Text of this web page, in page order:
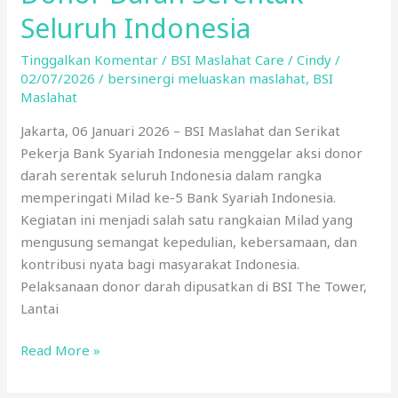
Seluruh Indonesia
Tinggalkan Komentar / BSI Maslahat Care /Cindy/
02/07/2026/ bersinergi meluaskan maslahat, BSI
Maslahat
Jakarta, 06 Januari 2026 – BSI Maslahat dan Serikat
Pekerja Bank Syariah Indonesia menggelar aksi donor
darah serentak seluruh Indonesia dalam rangka
memperingati Milad ke-5 Bank Syariah Indonesia.
Kegiatan ini menjadi salah satu rangkaian Milad yang
mengusung semangat kepedulian, kebersamaan, dan
kontribusi nyata bagi masyarakat Indonesia.
Pelaksanaan donor darah dipusatkan di BSI The Tower,
Lantai
Read More »